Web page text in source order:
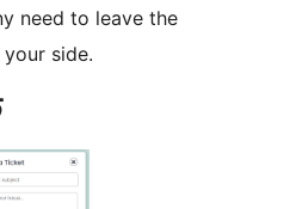
need to leave the
side.